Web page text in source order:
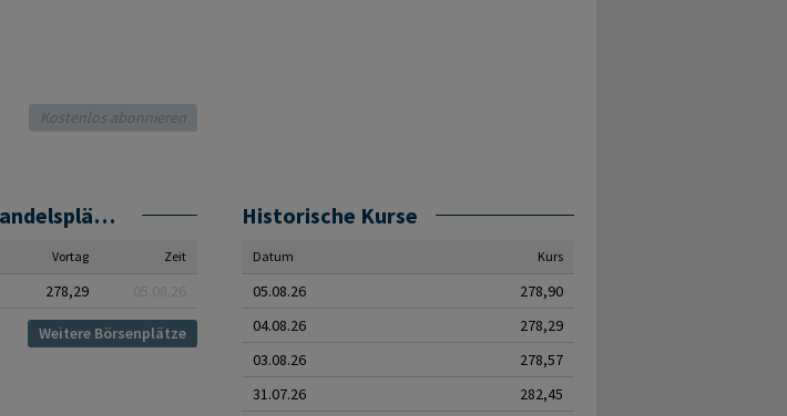
STOXX 600 Auto & P D Short PR Aktie: Übersicht Handelsplätze
Vortag Zeit
278,29
Weitere Börsenplätze
Historische Kurse
Datum Kurs
05.08.26
278,90
04.08.26
278,29
03.08.26
278,57
31.07.26
282,45